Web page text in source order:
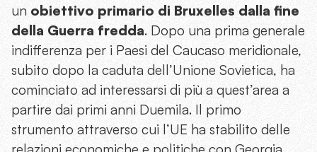
un obiettivo primario di Bruxelles dalla fine
della Guerra fredda. Dopo una prima generale
indifferenza per i Paesi del Caucaso meridionale,
subito dopo la caduta dell’Unione Sovietica, ha
cominciato ad interessarsi di più a quest’area a
partire dai primi anni Duemila. Il primo
strumento attraverso cui l’UE ha stabilito delle